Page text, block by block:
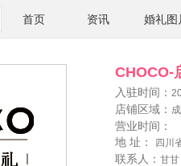
首页 资讯 婚礼图
CHOCO-
入驻时间：
店铺区域：
营业时间：
地 址：
四川
联系人： 甘甘